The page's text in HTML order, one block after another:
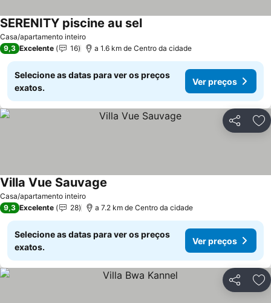
Casa/apartamento inteiro
SERENITY piscine au sel
9,3 Excelente 16 a 1.6 km de Centro da cidade
Selecione as datas para ver os preços
exatos.
Ver preços
Partilhar
Casa/apartamento inteiro
Villa Vue Sauvage
9,3 Excelente 28 a 7.2 km de Centro da cidade
Selecione as datas para ver os preços
exatos.
Ver preços
Partilhar